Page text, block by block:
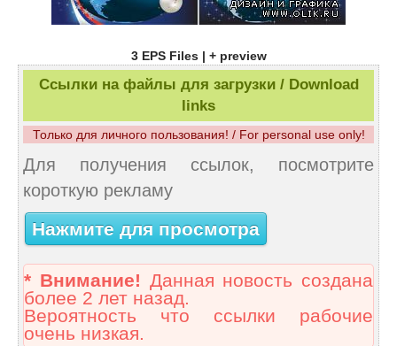
3 EPS Files | + preview
Ссылки на файлы для загрузки / Download
links
Только для личного пользования! / For personal use only!
Для получения ссылок, посмотрите
короткую рекламу
Нажмите для просмотра
* Внимание! Данная новость создана
более 2 лет назад.
Вероятность что ссылки рабочие
очень низкая.